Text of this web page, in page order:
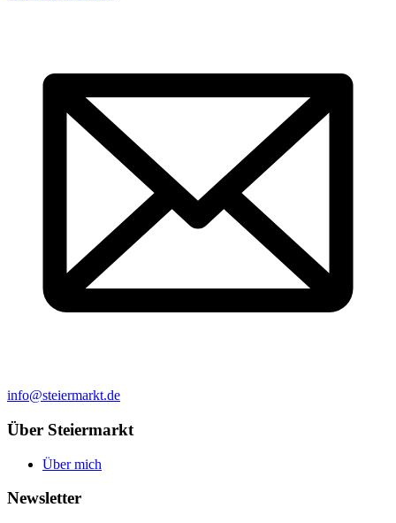
info@steiermarkt.de
Über Steiermarkt
Über mich
Newsletter